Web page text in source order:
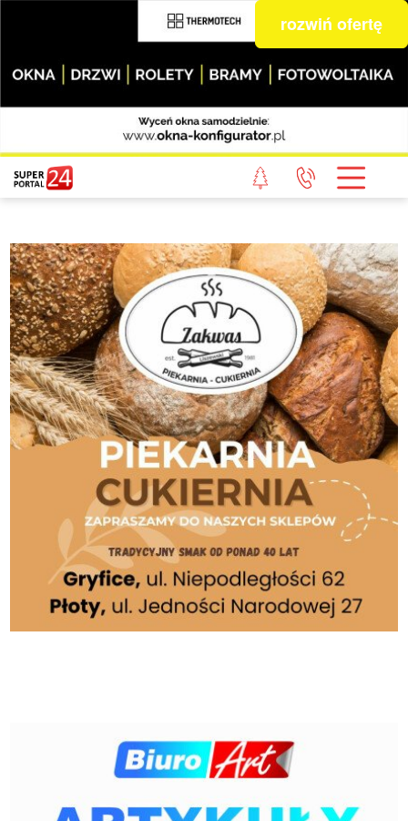
rozwiń ofertę
STRONA GŁÓWNA
POWIAT GRYFICKI
WIADOMOŚCI Z LASU
STUDIO SUPERPORTALU
KONTAKT
REDAKCJA
REGULAMIN